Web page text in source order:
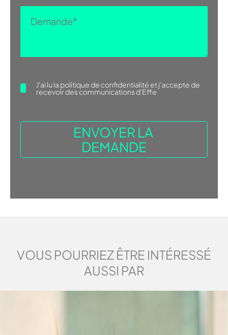
J'ai lu la politique de confidentialité et j'accepte de
recevoir des communications d'Effe
VOUS POURRIEZ ÊTRE INTÉRESSÉ
AUSSI PAR